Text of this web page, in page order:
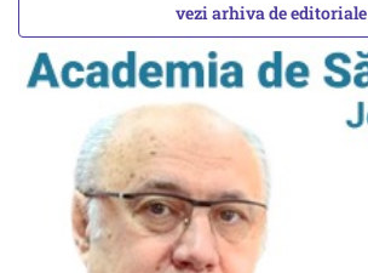
vezi arhiva de editoriale